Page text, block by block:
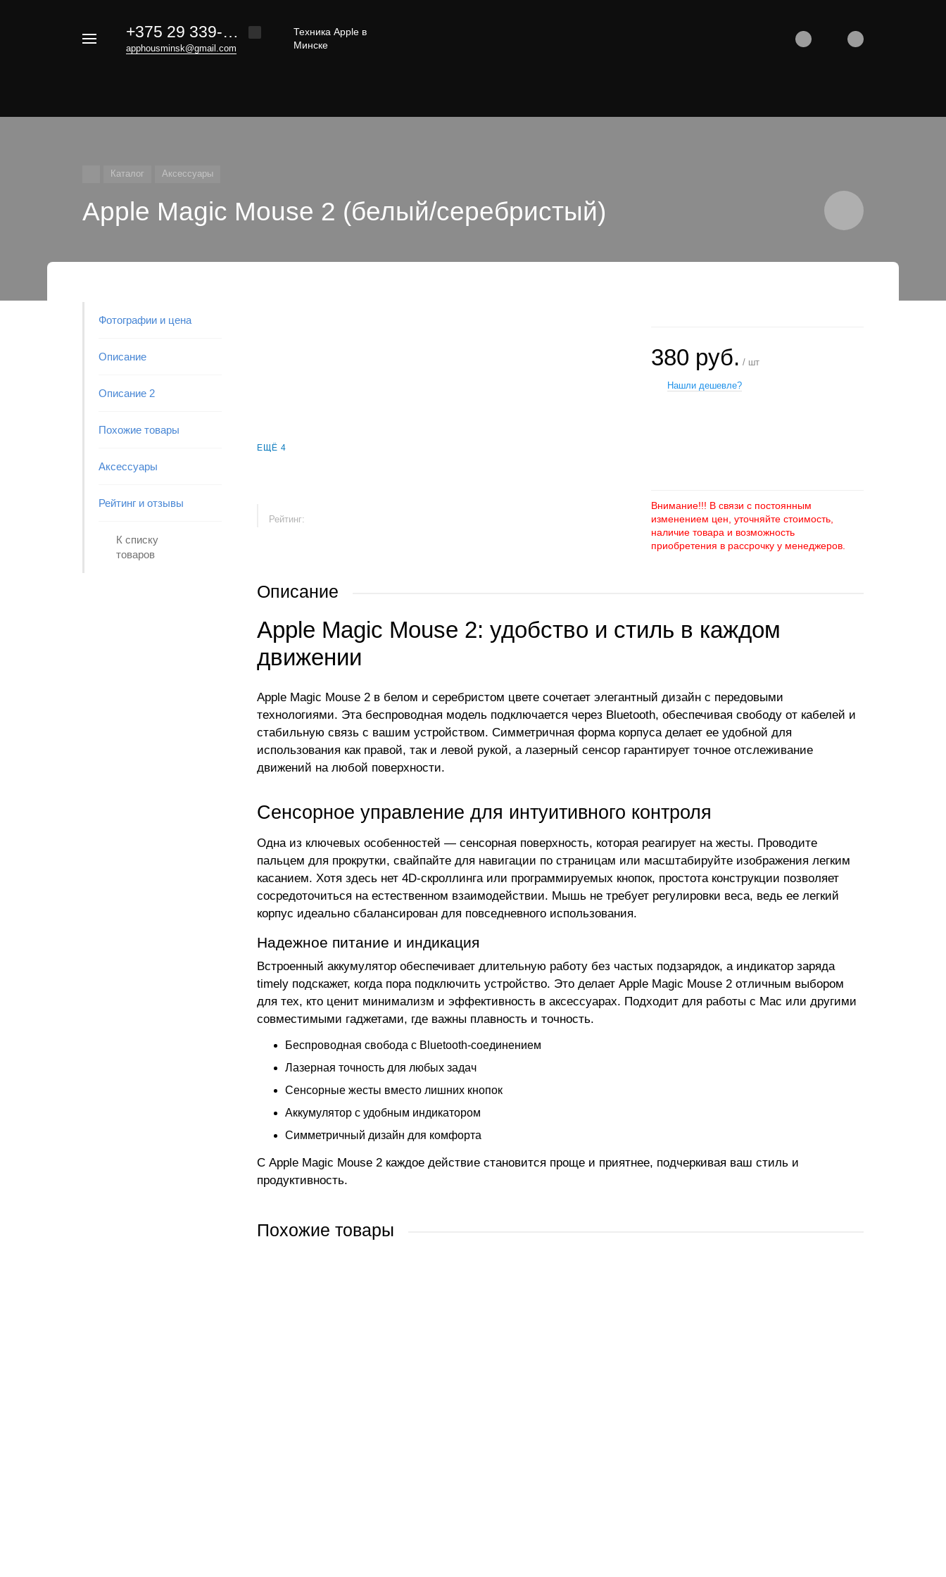
+375 29 339-20-30
apphousminsk@gmail.com
Техника Apple в
Минске
Каталог Аксессуары
Apple Magic Mouse 2 (белый/серебристый)
Фотографии и цена
Описание
Описание 2
Похожие товары
Аксессуары
Рейтинг и отзывы
К списку
товаров
ЕЩЁ 4
Рейтинг:
380 руб. / шт
Нашли дешевле?
Внимание!!! В связи с постоянным
изменением цен, уточняйте стоимость,
наличие товара и возможность
приобретения в рассрочку у менеджеров.
Описание
Apple Magic Mouse 2: удобство и стиль в каждом
движении
Apple Magic Mouse 2 в белом и серебристом цвете сочетает элегантный дизайн с передовыми
технологиями. Эта беспроводная модель подключается через Bluetooth, обеспечивая свободу от кабелей и
стабильную связь с вашим устройством. Симметричная форма корпуса делает ее удобной для
использования как правой, так и левой рукой, а лазерный сенсор гарантирует точное отслеживание
движений на любой поверхности.
Сенсорное управление для интуитивного контроля
Одна из ключевых особенностей — сенсорная поверхность, которая реагирует на жесты. Проводите
пальцем для прокрутки, свайпайте для навигации по страницам или масштабируйте изображения легким
касанием. Хотя здесь нет 4D-скроллинга или программируемых кнопок, простота конструкции позволяет
сосредоточиться на естественном взаимодействии. Мышь не требует регулировки веса, ведь ее легкий
корпус идеально сбалансирован для повседневного использования.
Надежное питание и индикация
Встроенный аккумулятор обеспечивает длительную работу без частых подзарядок, а индикатор заряда
timely подскажет, когда пора подключить устройство. Это делает Apple Magic Mouse 2 отличным выбором
для тех, кто ценит минимализм и эффективность в аксессуарах. Подходит для работы с Mac или другими
совместимыми гаджетами, где важны плавность и точность.
Беспроводная свобода с Bluetooth-соединением
Лазерная точность для любых задач
Сенсорные жесты вместо лишних кнопок
Аккумулятор с удобным индикатором
Симметричный дизайн для комфорта
С Apple Magic Mouse 2 каждое действие становится проще и приятнее, подчеркивая ваш стиль и
продуктивность.
Похожие товары